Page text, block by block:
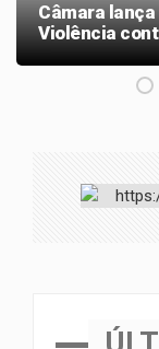
Câmara lança
Violência